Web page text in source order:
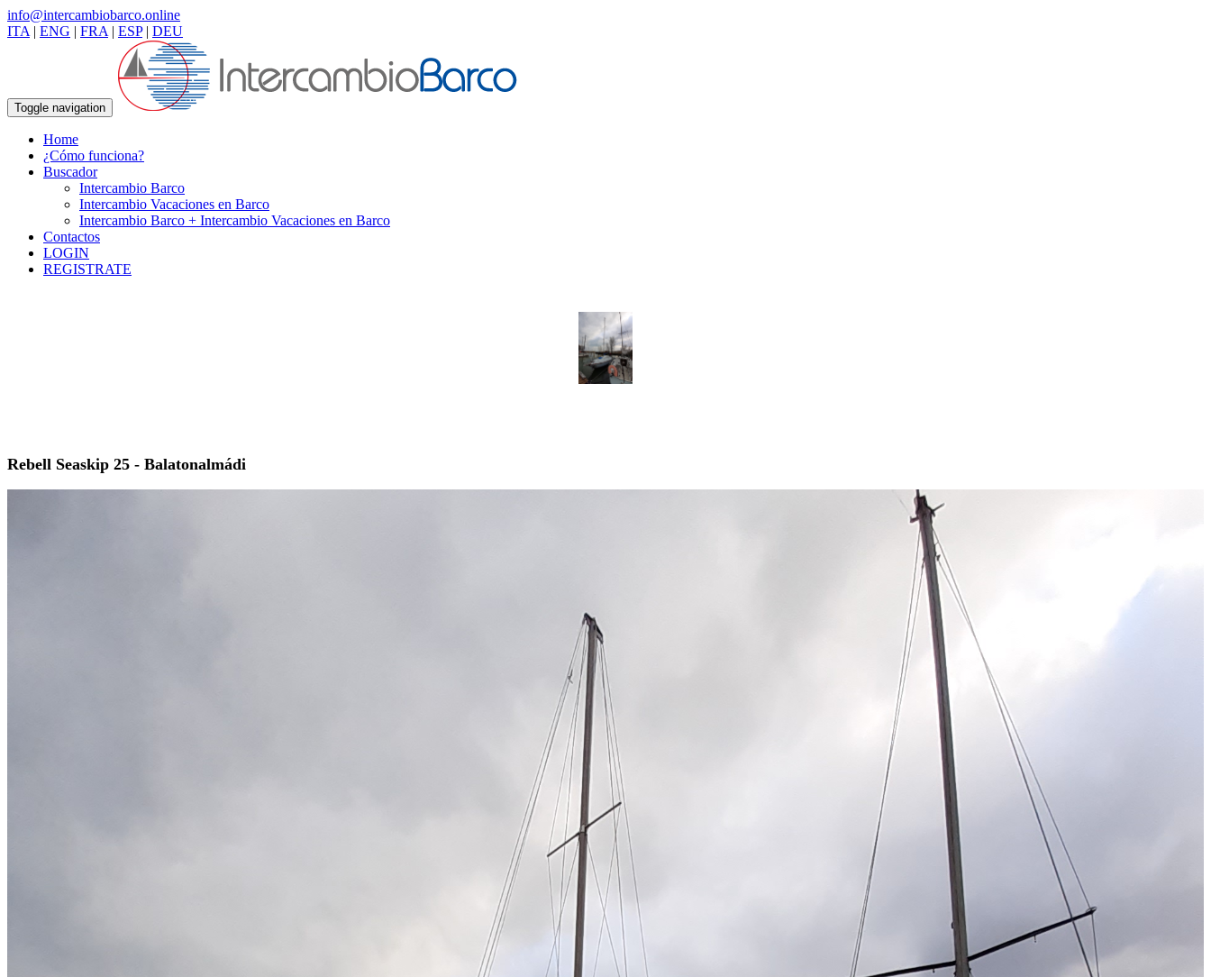
info@intercambiobarco.online
ITA | ENG | FRA | ESP| DEU
Toggle navigation
Home
¿Cómo funciona?
Buscador
Intercambio Barco
Intercambio Vacaciones en Barco
Intercambio Barco + Intercambio Vacaciones en Barco
Contactos
LOGIN
REGISTRATE
Rebell Seaskip 25 - Balatonalmádi